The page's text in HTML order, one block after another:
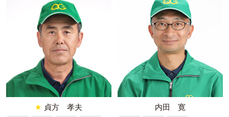
★ 貞方 孝夫 内田 寛